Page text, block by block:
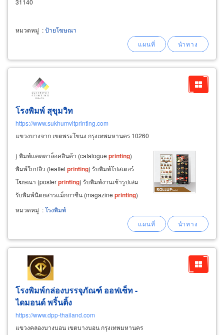
หมวดหมู่ :ป้ายโฆษณา
โรงพิมพ์ สุขุมวิท
https://www.sukhumvitprinting.com
แขวงบางจาก เขตพระโขนง กรุงเทพมหานคร 10260
) พิมพ์แคตตาล็อคสินค้า (catalogue printing)
พิมพ์ใบปลิว (leafletprinting) รับพิมพ์โปสเตอร์
โฆษณา (posterprinting) รับพิมพ์งานเช้ารูปเล่ม
รับพิมพ์นิตยสารแม็กกาซีน (magazine printing)
พิมพ์วารสาร (journal
) พิมพ์หนังสือ
หมวดหมู่ :โรงพิมพ์
โรงพิมพ์กล่องบรรจุภัณฑ์ ออฟเซ็ท -
ไดมอนด์ พริ้นติ้ง
https://www.dpp-thailand.com
แขวงคลองบางบอน เขตบางบอน กรุงเทพมหานคร